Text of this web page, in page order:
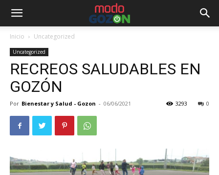
Inicio Uncategorized
Uncategorized
RECREOS SALUDABLES EN
GOZÓN
Por Bienestar y Salud - Gozon - 06/06/2021 0
3293